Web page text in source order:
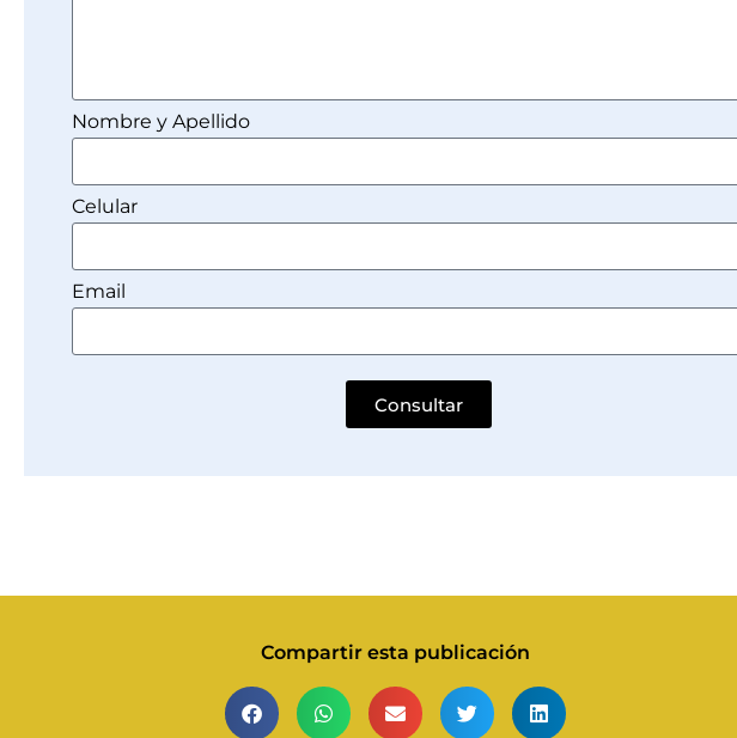
Nombre y Apellido
Celular
Email
Consultar
Compartir esta publicación